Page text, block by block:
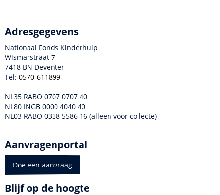
Adresgegevens
Nationaal Fonds Kinderhulp
Wismarstraat 7
7418 BN Deventer
Tel: 0570-611899
NL35 RABO 0707 0707 40
NL80 INGB 0000 4040 40
NL03 RABO 0338 5586 16 (alleen voor collecte)
Aanvragenportal
Doe een aanvraag
Blijf op de hoogte